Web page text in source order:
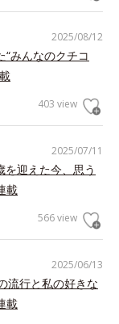
2025/08/12
みんなのクチコ
403 view
2025/07/11
迎えた今、思う
載
566 view
2025/06/13
流行と私の好きな
載